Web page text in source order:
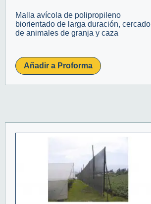
Malla avícola de polipropileno
biorientado de larga duración, cercado
de animales de granja y caza
Añadir a Proforma